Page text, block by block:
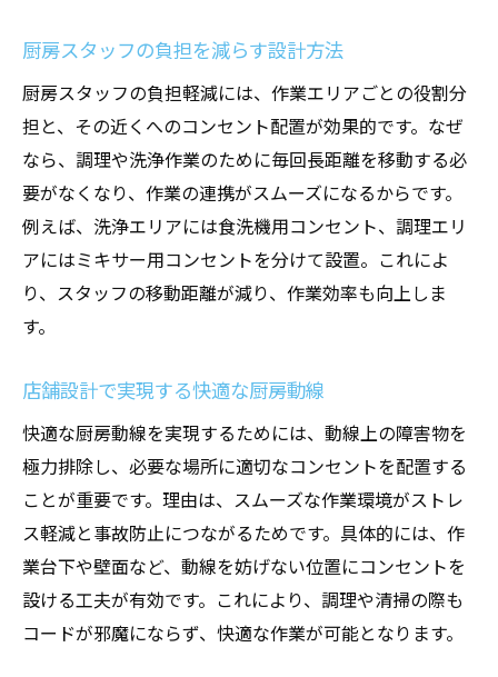
徴
厨房設計に適した電力監視機能の活用法
店舗設計で無駄な電力消費を防ぐ工夫
省エネと安全性を両立する配置アイデア
厨房設計で導入したいタイマー機能付き製
品
店舗設計によるランニングコスト削減術
コスト削減に役立つ店舗設計の実践例
厨房設計で維持費削減を目指すポイント
コストパフォーマンス重視の厨房設計術
店舗設計で省力化を実現する具体例
厨房設計で長期的なコスト節約を図る
将来拡張も見据えた厨房設計のコツ
店舗設計で柔軟なレイアウト変更を実現
厨房設計で拡張性を高める配線計画
厨房スタッフの負担を減らす設計方法
厨房スタッフの負担軽減には、作業エリアごとの役割分
担と、その近くへのコンセント配置が効果的です。なぜ
なら、調理や洗浄作業のために毎回長距離を移動する必
要がなくなり、作業の連携がスムーズになるからです。
例えば、洗浄エリアには食洗機用コンセント、調理エリ
アにはミキサー用コンセントを分けて設置。これによ
り、スタッフの移動距離が減り、作業効率も向上しま
す。
店舗設計で実現する快適な厨房動線
快適な厨房動線を実現するためには、動線上の障害物を
極力排除し、必要な場所に適切なコンセントを配置する
ことが重要です。理由は、スムーズな作業環境がストレ
ス軽減と事故防止につながるためです。具体的には、作
業台下や壁面など、動線を妨げない位置にコンセントを
設ける工夫が有効です。これにより、調理や清掃の際も
コードが邪魔にならず、快適な作業が可能となります。